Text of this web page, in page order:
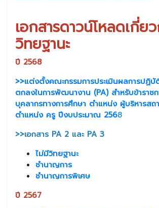
เอกสารดาวน์โหลดเกี่ย
วิทยฐานะ
ปี 2568
>>แต่งตั้งคณะกรรมการประเมินผลการปฏิ
ตกลงในการพัฒนางาน (PA) สำหรับข้าราชก
บุคลากรทางการศึกษา ตำแหน่ง ผู้บริหารสถ
ตำแหน่ง ครู ปีงบประมาณ 2568
>>เอกสาร PA 2 และ PA 3
ไม่มีวิทยฐานะ
ชำนาญการ
ชำนาญการพิเศษ
ปี 2567